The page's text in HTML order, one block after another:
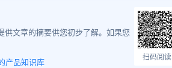
文章的摘要供您初步了解。如果您
产品知识库 扫码阅读